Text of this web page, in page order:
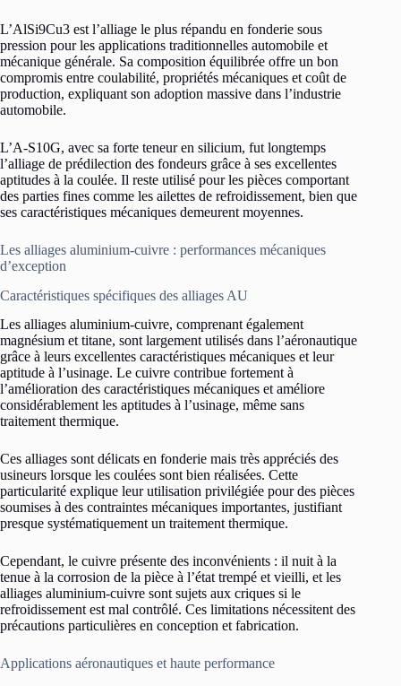
L’AlSi9Cu3 est l’alliage le plus répandu en fonderie sous
pression pour les applications traditionnelles automobile et
mécanique générale. Sa composition équilibrée offre un bon
compromis entre coulabilité, propriétés mécaniques et coût de
production, expliquant son adoption massive dans l’industrie
automobile.
L’A-S10G, avec sa forte teneur en silicium, fut longtemps
l’alliage de prédilection des fondeurs grâce à ses excellentes
aptitudes à la coulée. Il reste utilisé pour les pièces comportant
des parties fines comme les ailettes de refroidissement, bien que
ses caractéristiques mécaniques demeurent moyennes.
Les alliages aluminium-cuivre : performances mécaniques
d’exception
Caractéristiques spécifiques des alliages AU
Les alliages aluminium-cuivre, comprenant également
magnésium et titane, sont largement utilisés dans l’aéronautique
grâce à leurs excellentes caractéristiques mécaniques et leur
aptitude à l’usinage. Le cuivre contribue fortement à
l’amélioration des caractéristiques mécaniques et améliore
considérablement les aptitudes à l’usinage, même sans
traitement thermique.
Ces alliages sont délicats en fonderie mais très appréciés des
usineurs lorsque les coulées sont bien réalisées. Cette
particularité explique leur utilisation privilégiée pour des pièces
soumises à des contraintes mécaniques importantes, justifiant
presque systématiquement un traitement thermique.
Cependant, le cuivre présente des inconvénients : il nuit à la
tenue à la corrosion de la pièce à l’état trempé et vieilli, et les
alliages aluminium-cuivre sont sujets aux criques si le
refroidissement est mal contrôlé. Ces limitations nécessitent des
précautions particulières en conception et fabrication.
Applications aéronautiques et haute performance